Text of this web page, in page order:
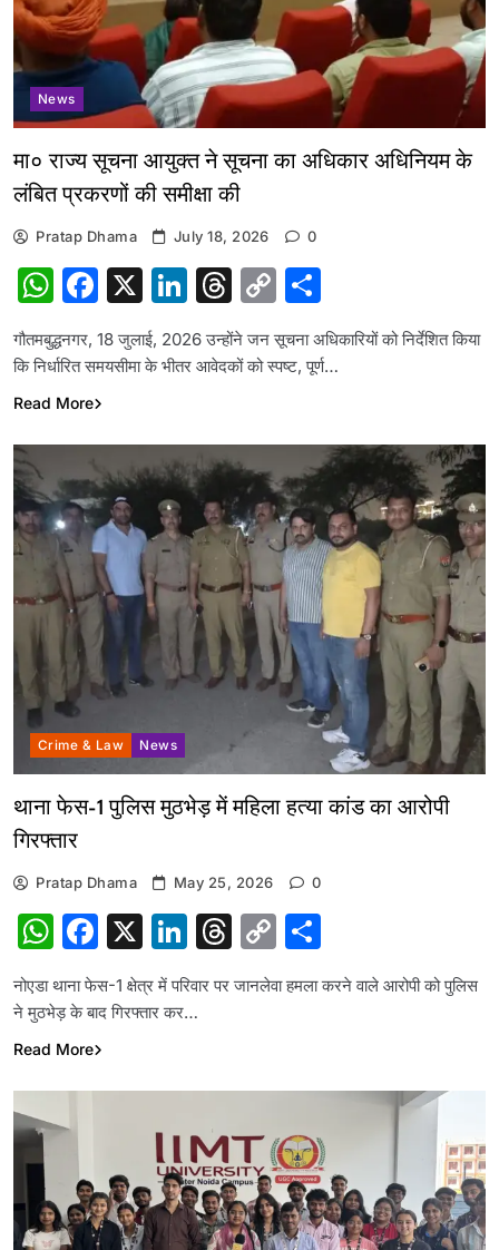
News
मा० राज्य सूचना आयुक्त ने सूचना का अधिकार अधिनियम के
लंबित प्रकरणों की समीक्षा की
Pratap Dhama July 18, 2026 0
WhatsApp
Facebook
X LinkedIn
Threads
Copy
Link
गौतमबुद्धनगर, 18 जुलाई, 2026 उन्होंने जन सूचना अधिकारियों को निर्देशित किया
कि निर्धारित समयसीमा के भीतर आवेदकों को स्पष्ट, पूर्ण…
Read More
Crime & Law News
थाना फेस-1 पुलिस मुठभेड़ में महिला हत्या कांड का आरोपी
गिरफ्तार
Pratap Dhama May 25, 2026 0
WhatsApp
Facebook
X LinkedIn
Threads
Copy
Link
नोएडा थाना फेस-1 क्षेत्र में परिवार पर जानलेवा हमला करने वाले आरोपी को पुलिस
ने मुठभेड़ के बाद गिरफ्तार कर…
Read More